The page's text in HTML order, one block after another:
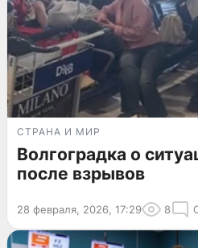
СТРАНА И МИР
Волгоградка о
после взрывов
28 февраля, 2026, 17:29 8